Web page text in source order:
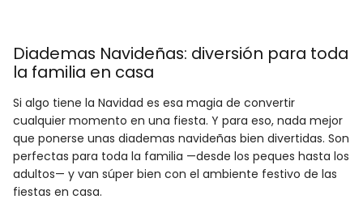
Diademas Navideñas: diversión para toda
la familia en casa
Si algo tiene la Navidad es esa magia de convertir
cualquier momento en una fiesta. Y para eso, nada mejor
que ponerse unas diademas navideñas bien divertidas. Son
perfectas para toda la familia —desde los peques hasta los
adultos— y van súper bien con el ambiente festivo de las
fiestas en casa.